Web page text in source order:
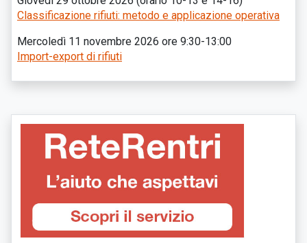
Classificazione rifiuti: metodo e applicazione operativa
Mercoledì 11 novembre 2026 ore 9:30-13:00
Import-export di rifiuti